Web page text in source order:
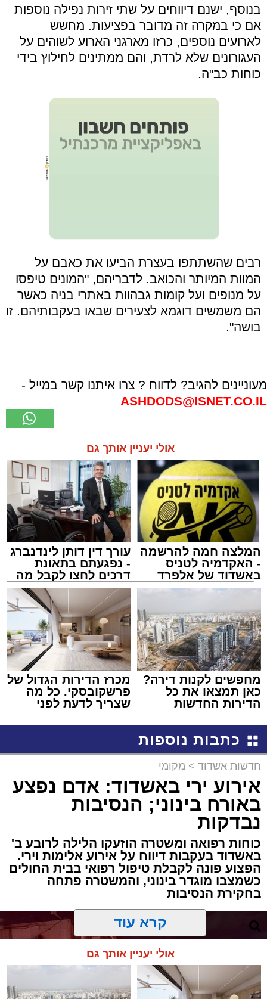
בנוסף, ישנם דיווחים על שתי זירות נפילה נוספות
אם כי במקרה זה מדובר בפציעות. מחשש
לארועים נוספים, כרזו מארגני הארוע לשוהים על
העגורונים שלא לרדת, והם ממתינים לחילוץ בידי
כוחות כב"ה.
רבים שהשתתפו בעצרת הביעו את כאבם על
המוות המיותר והכואב. לדבריהם, "המונים טיפסו
על מנופים ועל קומות גבהוות באתרי בניה כאשר
הם משמשים דוגמא לצעירים שבאו בעקבותיהם. זו
בושה".
מעוניינים להגיב? לדווח ? צרו איתנו קשר במייל -
ASHDODS@ISNET.CO.IL
אולי יעניין אותך גם
המלצה חמה להרשמה
- האקדמיה לטניס
באשדוד של אלפרד
קריאולנסקי - לילדים
עורך דין דותן לינדנברג
- נפגעתם בתאונת
דרכים לחצו לקבל מה
שמגיע לכם
מחפשים לקנות דירה?
כאן תמצאו את כל
הדירות החדשות
מכרז הדירות הגדול של
פרשקובסקי. כל מה
שצריך לדעת לפני
באשדוד
כתבות נוספות
חדשות אשדוד > מקומי
אירוע ירי באשדוד: אדם נפצע
באורח בינוני; הנסיבות
נבדקות
כוחות רפואה ומשטרה הוזעקו הלילה לרובע ב'
באשדוד בעקבות דיווח על אירוע אלימות וירי.
הפצוע פונה לקבלת טיפול רפואי בבית החולים
כשמצבו מוגדר בינוני, והמשטרה פתחה
בחקירת הנסיבות
קרא עוד
אולי יעניין אותך גם